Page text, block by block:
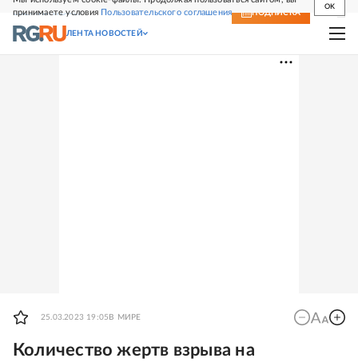
принимаете условия Пользовательского соглашения
OK
СВЕЖИЙ НОМЕР ПОДПИСКА
ЛЕНТА НОВОСТЕЙ
25.03.2023 19:05 В МИРЕ
Количество жертв взрыва на